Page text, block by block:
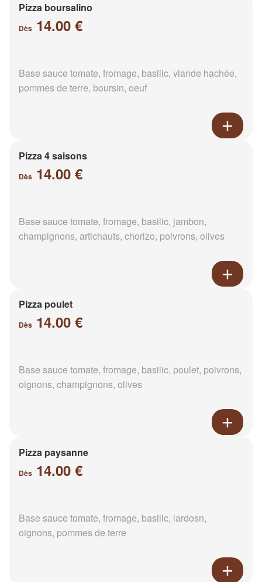
Pizza boursalino
Dès 14.00 €
Base sauce tomate, fromage, basilic, viande hachée,
pommes de terre, boursin, oeuf
Pizza 4 saisons
Dès 14.00 €
Base sauce tomate, fromage, basilic, jambon,
champignons, artichauts, chorizo, poivrons, olives
Pizza poulet
Dès 14.00 €
Base sauce tomate, fromage, basilic, poulet, poivrons,
oignons, champignons, olives
Pizza paysanne
Dès 14.00 €
Base sauce tomate, fromage, basilic, lardosn,
oignons, pommes de terre